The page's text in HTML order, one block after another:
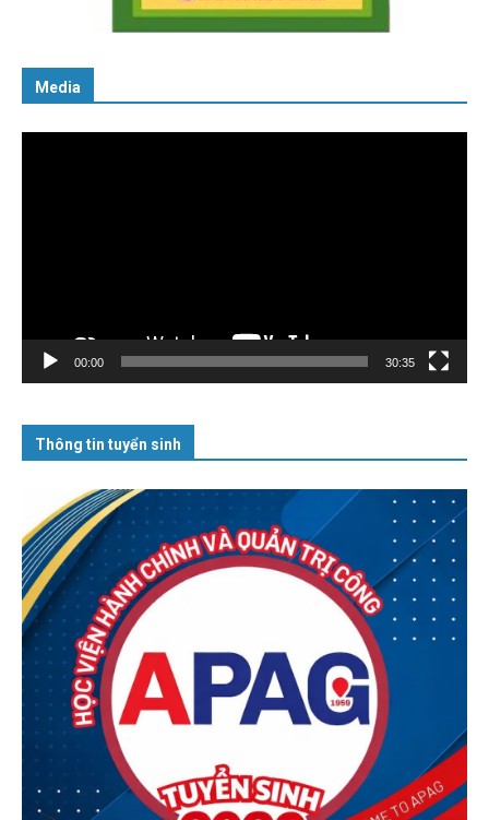
Media
00:00 30:35
Thông tin tuyển sinh